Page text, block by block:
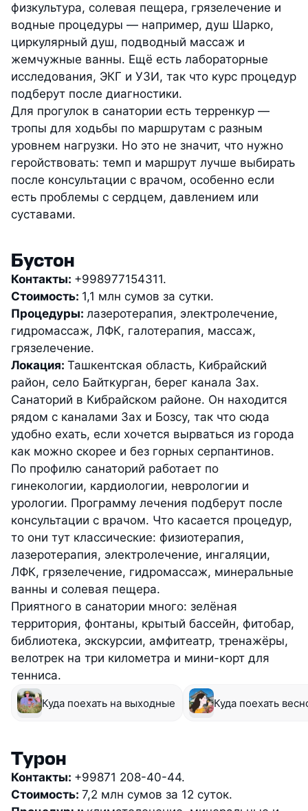
физкультура, солевая пещера, грязелечение и
водные процедуры — например, душ Шарко,
циркулярный душ, подводный массаж и
жемчужные ванны. Ещё есть лабораторные
исследования, ЭКГ и УЗИ, так что курс процедур
подберут после диагностики.
Для прогулок в санатории есть терренкур —
тропы для ходьбы по маршрутам с разным
уровнем нагрузки. Но это не значит, что нужно
геройствовать: темп и маршрут лучше выбирать
после консультации с врачом, особенно если
есть проблемы с сердцем, давлением или
суставами.
Бустон
Контакты: +998977154311.
Стоимость: 1,1 млн сумов за сутки.
Процедуры: лазеротерапия, электролечение,
гидромассаж, ЛФК, галотерапия, массаж,
грязелечение.
Локация: Ташкентская область, Кибрайский
район, село Байткурган, берег канала Зах.
Санаторий в Кибрайском районе. Он находится
рядом с каналами Зах и Бозсу, так что сюда
удобно ехать, если хочется вырваться из города
как можно скорее и без горных серпантинов.
По профилю санаторий работает по
гинекологии, кардиологии, неврологии и
урологии. Программу лечения подберут после
консультации с врачом. Что касается процедур,
то они тут классические: физиотерапия,
лазеротерапия, электролечение, ингаляции,
ЛФК, грязелечение, гидромассаж, минеральные
ванны и солевая пещера.
Приятного в санатории много: зелёная
территория, фонтаны, крытый бассейн, фитобар,
библиотека, экскурсии, амфитеатр, тренажёры,
велотрек на три километра и мини-корт для
тенниса.
Куда поехать на выходные Куда поехать
Турон
Контакты: +99871 208-40-44.
Стоимость: 7,2 млн сумов за 12 суток.